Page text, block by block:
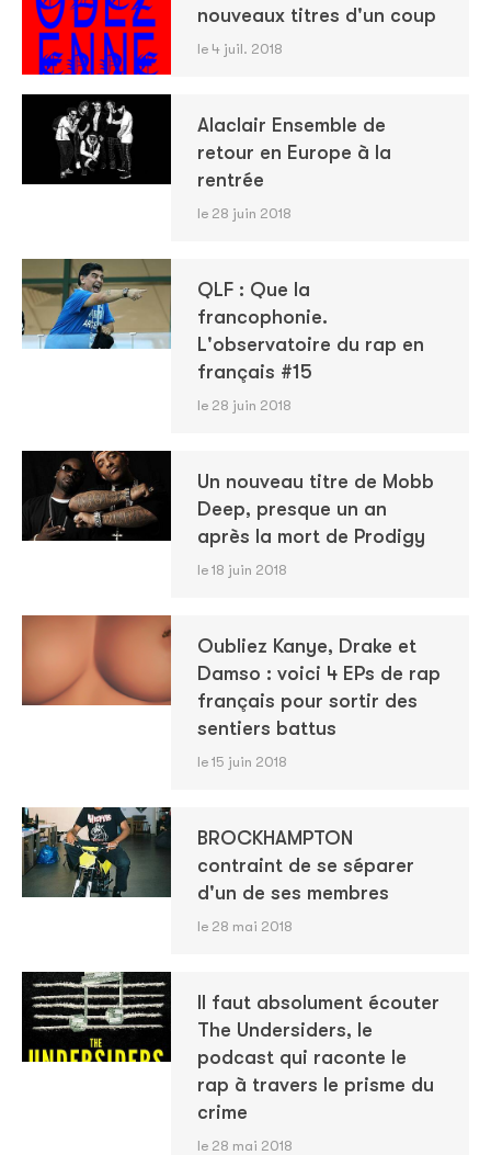
nouveaux titres d'un coup
le 4 juil. 2018
Alaclair Ensemble de
retour en Europe à la
rentrée
le 28 juin 2018
QLF : Que la
francophonie.
L'observatoire du rap en
français #15
le 28 juin 2018
Un nouveau titre de Mobb
Deep, presque un an
après la mort de Prodigy
le 18 juin 2018
Oubliez Kanye, Drake et
Damso : voici 4 EPs de rap
français pour sortir des
sentiers battus
le 15 juin 2018
BROCKHAMPTON
contraint de se séparer
d'un de ses membres
le 28 mai 2018
Il faut absolument écouter
The Undersiders, le
podcast qui raconte le
rap à travers le prisme du
crime
le 28 mai 2018